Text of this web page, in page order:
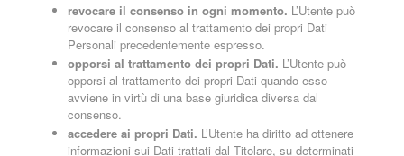
revocare il consenso in ogni momento. L’Utente può
revocare il consenso al trattamento dei propri Dati
Personali precedentemente espresso.
opporsi al trattamento dei propri Dati. L’Utente può
opporsi al trattamento dei propri Dati quando esso
avviene in virtù di una base giuridica diversa dal
consenso.
accedere ai propri Dati. L’Utente ha diritto ad ottenere
informazioni sui Dati trattati dal Titolare, su determinati